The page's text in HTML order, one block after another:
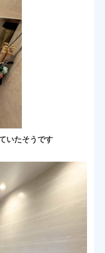
いたそうです